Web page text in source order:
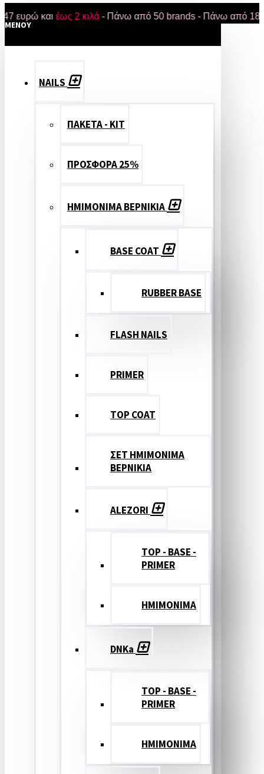
καιέως 2 κιλά- Πάνω από 50 brands - Πάνω από 18.000
MENOY
NAILS
ΠΑΚΕΤΑ - ΚΙΤ
ΠΡΟΣΦΟΡΑ 25%
ΗΜΙΜΟΝΙΜΑ ΒΕΡΝΙΚΙΑ
BASE COAT
RUBBER BASE
FLASH NAILS
PRIMER
TOP COAT
ΣΕΤ ΗΜΙΜΟΝΙΜΑ
ΒΕΡΝΙΚΙΑ
ALEZORI
TOP - BASE -
PRIMER
ΗΜΙΜΟΝΙΜΑ
DNKa
TOP - BASE -
PRIMER
ΗΜΙΜΟΝΙΜΑ